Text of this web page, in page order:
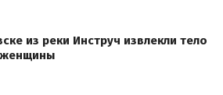
из реки Инструч извлекли тело